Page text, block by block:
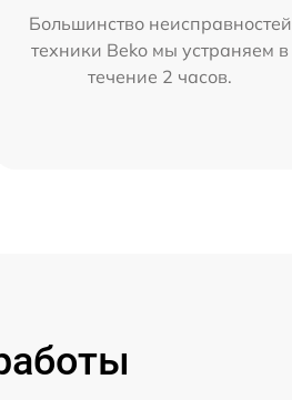
Большинство неисправностей
техники Beko мы устраняем в
течение 2 часов.